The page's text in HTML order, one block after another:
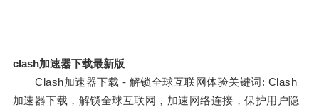
clash加速器下载最新版
Clash加速器下载 - 解锁全球互联网体验关键词: Clash
加速器下载，解锁全球互联网，加速网络连接，保护用户隐